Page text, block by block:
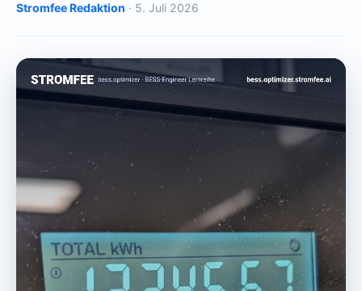
Stromfee Redaktion · 5. Juli 2026